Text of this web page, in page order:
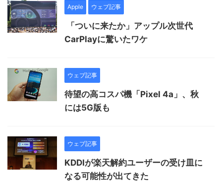
Apple ウェブ記事
「ついに来たか」アップル次世代
CarPlayに驚いたワケ
ウェブ記事
待望の高コスパ機「Pixel 4a」、秋
には5G版も
ウェブ記事
KDDIが楽天解約ユーザーの受け皿に
なる可能性が出てきた